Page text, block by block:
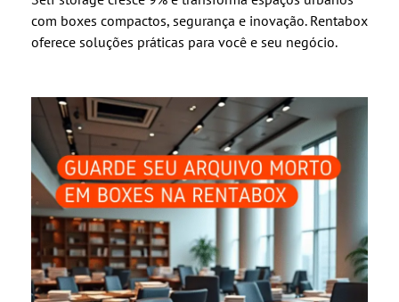
com boxes compactos, segurança e inovação. Rentabox
oferece soluções práticas para você e seu negócio.